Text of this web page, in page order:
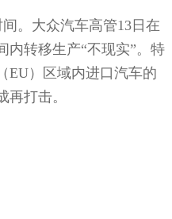
。大众汽车高管13日在
内转移生产“不现实”。特
EU）区域内进口汽车的
打击。